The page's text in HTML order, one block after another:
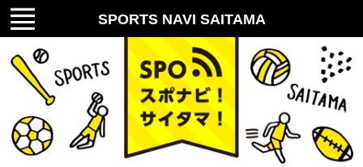
スポナビ！サイタマ！
メニ
ュー
SPORTS NAVI SAITAMA